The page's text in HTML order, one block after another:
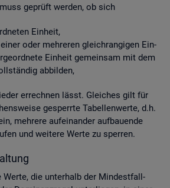
ge­prüft wer­den, ob sich
Ein­heit,
oder meh­re­ren gleich­ran­gi­gen Ein­
Ein­heit ge­mein­sam mit dem
ab­bil­den,
er­rech­nen lässt. Glei­ches gilt für
ge­sperr­te Ta­bel­len­wer­te, d.h.
meh­re­re auf­ein­an­der auf­bau­en­de
und wei­te­re Werte zu sper­ren.
Werte, die un­ter­halb der Min­dest­fall­